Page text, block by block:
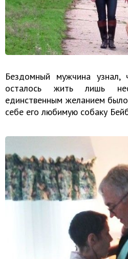
Бездомный мужчина
осталось жить лишь
единственным желанием
себе его любимую собаку